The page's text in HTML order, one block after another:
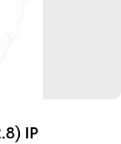
IP